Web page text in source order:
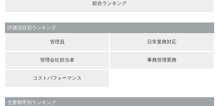
総合ランキング
評価項目別ランキング
管理員 日常業務対応
管理会社担当者 事務管理業務
コストパフォーマンス
主要都市別ランキング